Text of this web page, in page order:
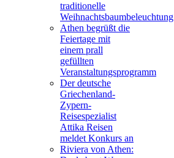
traditionelle
Weihnachtsbaumbeleuchtung
Athen begrüßt die
Feiertage mit
einem prall
gefüllten
Veranstaltungsprogramm
Der deutsche
Griechenland-
Zypern-
Reisespezialist
Attika Reisen
meldet Konkurs an
Riviera von Athen: